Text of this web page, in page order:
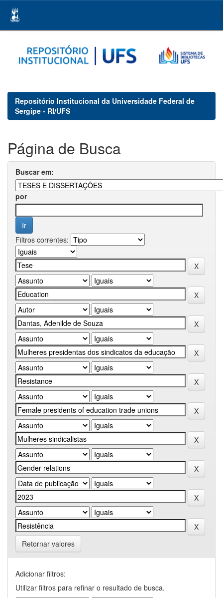
navigation
Repositório Institucional da Universidade Federal de
Sergipe - RI/UFS
Página de Busca
Buscar em:
por
Filtros correntes:
Retornar valores
Adicionar filtros:
Utilizar filtros para refinar o resultado de busca.